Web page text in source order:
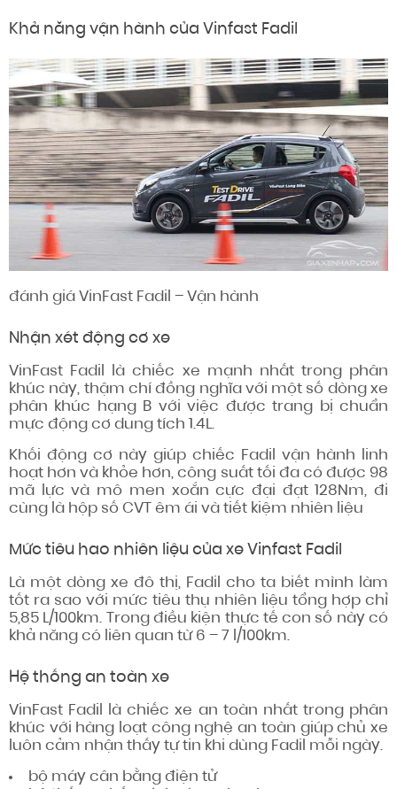
Khả năng vận hành của Vinfast Fadil
đánh giá VinFast Fadil – Vận hành
Nhận xét động cơ xe
VinFast Fadil là chiếc xe mạnh nhất trong phân
khúc này, thậm chíđồng nghĩa với một số dòng xe
phân khúc hạng B với việc được trang bị chuẩn
mực động cơ dung tích 1.4L.
Khối động cơ này giúp chiếc Fadil vận hành
linh
hoạt hơn và khỏe hơn, công suất tối đa có được 98
mã lực và mô men xoắn cực đại đạt 128Nm, đi
cùng là hộp số CVT êm ái và tiết kiệm nhiên liệu
Mức tiêu hao nhiên liệu của xe Vinfast Fadil
Là một dòng xe đô thị, Fadil cho ta biết mình làm
tốt ra sao với mức tiêu thụ nhiên liệu tổng hợp chỉ
5,85 L/100km. Trong điều kiện thực tế con số này có
khả năng có liên quan từ 6 – 7 l/100km.
Hệ thống an toàn xe
VinFast Fadil là chiếc xe an toàn nhất trong phân
khúc với hàng loạt công nghệ an toàn giúp chủ xe
luôn cảm nhận thấy tự tin khi dùng Fadil mỗi ngày.
bộ máy cân bằng điện tử